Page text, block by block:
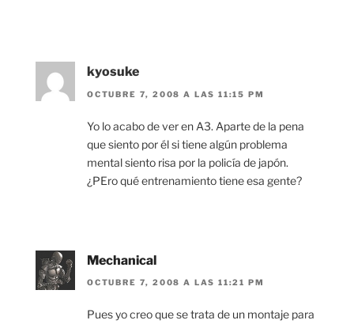
kyosuke
OCTUBRE 7, 2008 A LAS 11:15 PM
Yo lo acabo de ver en A3. Aparte de la pena
que siento por él si tiene algún problema
mental siento risa por la policía de japón.
¿PEro qué entrenamiento tiene esa gente?
Mechanical
OCTUBRE 7, 2008 A LAS 11:21 PM
Pues yo creo que se trata de un montaje para